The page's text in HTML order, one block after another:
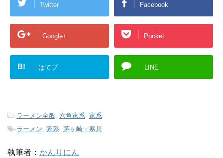
Twitter Facebook
Google+ Pocket
B! はてブ LINE
-ラーメン全般, 六角家系, 家系
-ラーメン, 家系, 茅ヶ崎・寒川
執筆者： かんりにん